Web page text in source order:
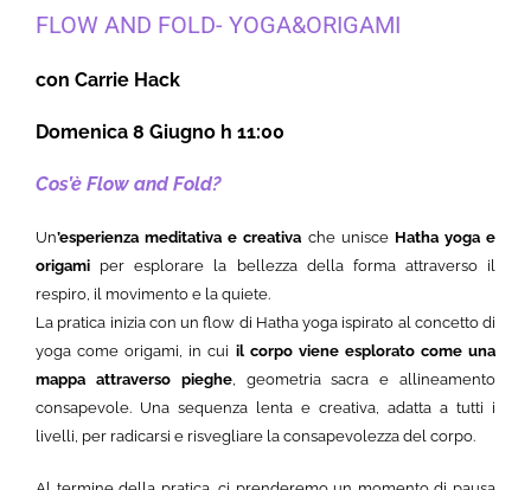
FLOW AND FOLD- YOGA&ORIGAMI
con Carrie Hack
Domenica 8 Giugno h 11:00
Cos’è Flow and Fold?
Un’esperienza meditativa e creativa che unisce Hatha yoga e
origami per esplorare la bellezza della forma attraverso il
respiro, il movimento e la quiete.
La pratica inizia con un flow di Hatha yoga ispirato al concetto di
yoga come origami, in cui il corpo viene esplorato come una
mappa attraverso pieghe, geometria sacra e allineamento
consapevole. Una sequenza lenta e creativa, adatta a tutti i
livelli, per radicarsi e risvegliare la consapevolezza del corpo.